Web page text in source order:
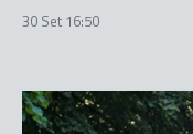
30 Set 16:50